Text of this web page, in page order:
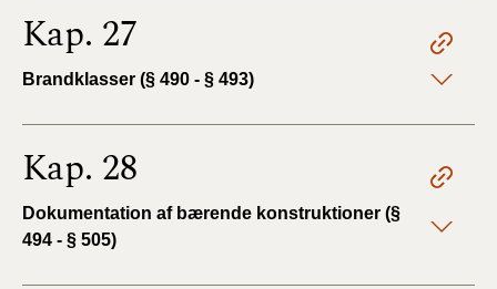
Kap. 27
Brandklasser (§ 490 - § 493)
Kap. 28
Dokumentation af bærende konstruktioner (§
494 - § 505)